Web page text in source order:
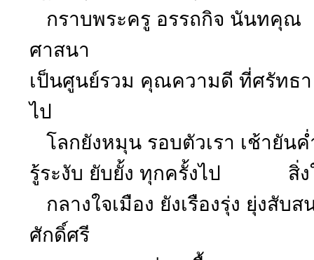
กราบพระครู อรรถกิจ นันทคุณ
ศาสนา
เป็นศูนย์รวม คุณความดี ที่ศรัท
ไป
โลกยังหมุน รอบตัวเรา เช้ายัน
รู้ระงับ ยับยั้ง ทุกครั้งไป สิ่งใ
กลางใจเมือง ยังเรืองรุ่ง ยุ่งสับ
ศักดิ์ศรี